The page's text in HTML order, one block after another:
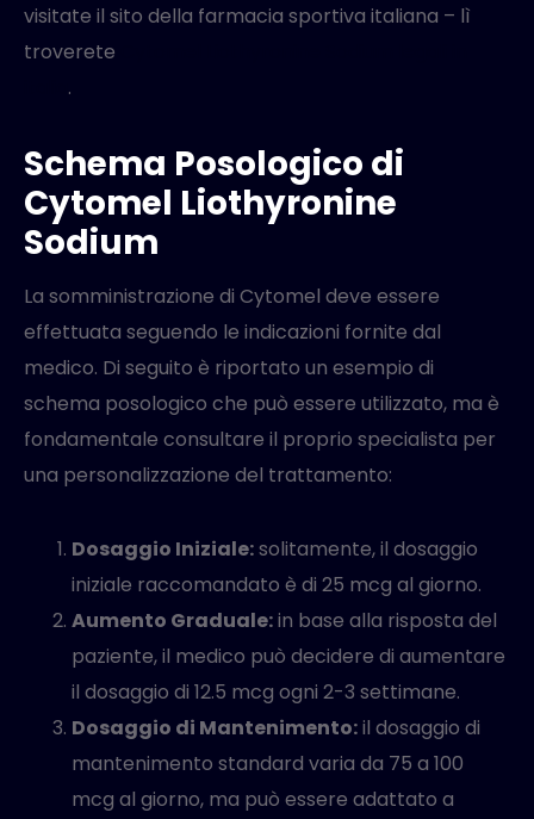
visitate il sito della farmacia sportiva italiana – lì
troverete
.
Schema Posologico di
Cytomel Liothyronine
Sodium
La somministrazione di Cytomel deve essere
effettuata seguendo le indicazioni fornite dal
medico. Di seguito è riportato un esempio di
schema posologico che può essere utilizzato, ma è
fondamentale consultare il proprio specialista per
una personalizzazione del trattamento:
Dosaggio Iniziale:solitamente, il dosaggio
iniziale raccomandato è di 25 mcg al giorno.
Aumento Graduale:in base alla risposta del
paziente, il medico può decidere di aumentare
il dosaggio di 12.5 mcg ogni 2-3 settimane.
Dosaggio di Mantenimento:il dosaggio di
mantenimento standard varia da 75 a 100
mcg al giorno, ma può essere adattato a